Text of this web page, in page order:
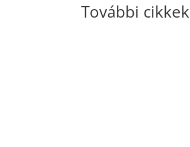
További cikkek